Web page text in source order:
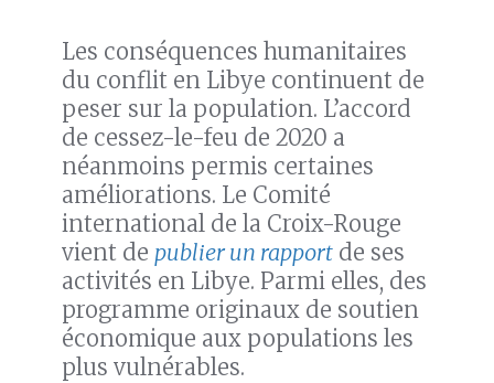
Les conséquences humanitaires
du conflit en Libye continuent de
peser sur la population. L’accord
de cessez-le-feu de 2020 a
néanmoins permis certaines
améliorations. Le Comité
international de la Croix-Rouge
vient de publier un rapport de ses
activités en Libye. Parmi elles, des
programme originaux de soutien
économique aux populations les
plus vulnérables.